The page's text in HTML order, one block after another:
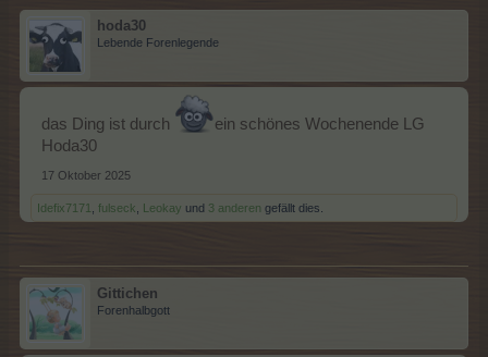
hoda30
Lebende Forenlegende
das Ding ist durch
ein schönes Wochenende LG
Hoda30
17 Oktober 2025
Idefix7171 fulseck Leokay und 3 anderen gefällt dies.
Gittichen
Forenhalbgott